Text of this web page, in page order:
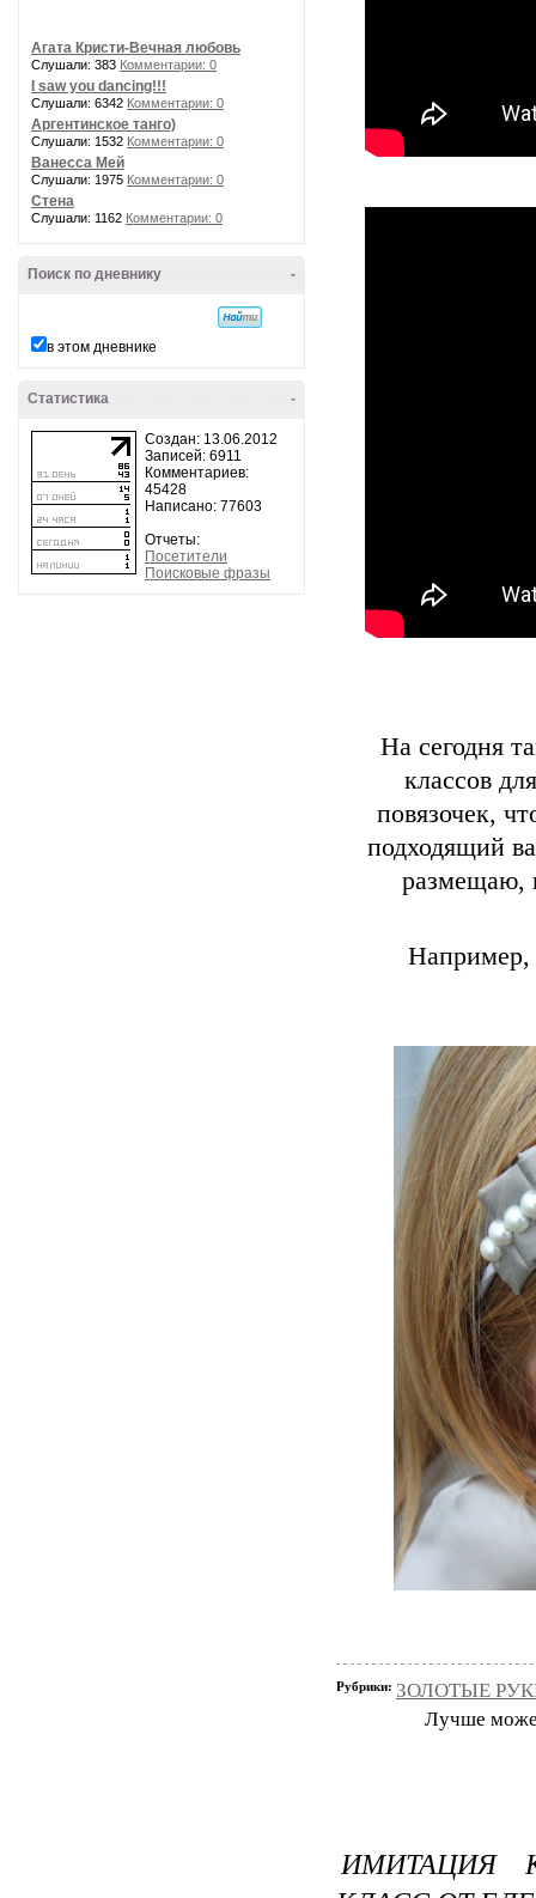
Агата Кристи-Вечная любовь
Слушали: 383 Комментарии: 0
I saw you dancing!!!
Слушали: 6342 Комментарии: 0
Аргентинское танго)
Слушали: 1532 Комментарии: 0
Ванесса Мей
Слушали: 1975 Комментарии: 0
Стена
Слушали: 1162 Комментарии: 0
-
Поиск по дневнику
в этом дневнике
-
Статистика
Создан: 13.06.2012
Записей: 6911
Комментариев:
45428
Написано: 77603
Отчеты:
Посетители
Поисковые фразы
На сегодня
классов
повязочек,
подходящий
размещаю,
Например,
Рубрики: ЗОЛОТЫЕ
Лучше
ИМИТАЦИЯ